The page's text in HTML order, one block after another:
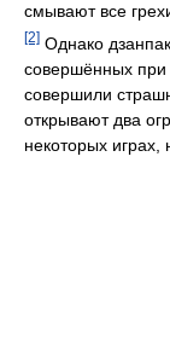
смывают все
[2] Однако
совершённых при
совершили
открывают два
некоторых